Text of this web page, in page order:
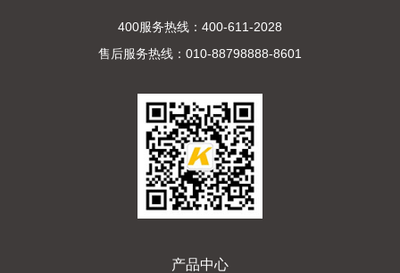
400服务热线：400-611-2028
售后服务热线：010-88798888-8601
产品中心